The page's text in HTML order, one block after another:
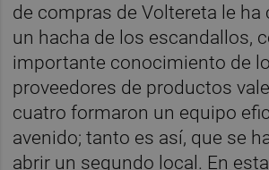
de compras de Voltereta le ha
un hacha de los escandallos,
importante conocimiento de
proveedores de productos
cuatro formaron un equipo
avenido; tanto es así, que se
abrir un segundo local. En